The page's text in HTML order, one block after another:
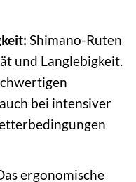
Shimano-Ruten
und Langlebigkeit.
bei intensiver
ergonomische